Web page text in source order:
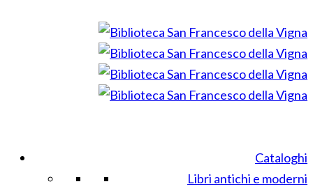
Cataloghi
Libri antichi e moderni